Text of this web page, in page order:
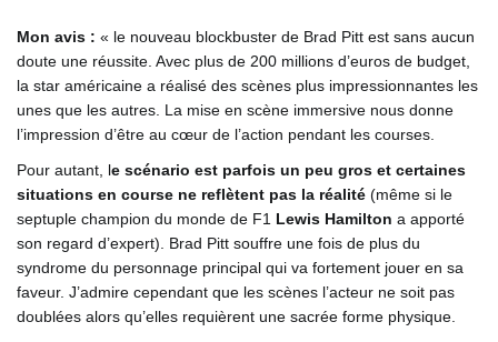
Mon avis : « le nouveau blockbuster de Brad Pitt est sans aucun
doute une réussite. Avec plus de 200 millions d’euros de budget,
la star américaine a réalisé des scènes plus impressionnantes les
unes que les autres. La mise en scène immersive nous donne
l’impression d’être au cœur de l’action pendant les courses.
Pour autant, le scénario est parfois un peu gros et certaines
situations en course ne reflètent pas la réalité (même si le
septuple champion du monde de F1 Lewis Hamilton a apporté
son regard d’expert). Brad Pitt souffre une fois de plus du
syndrome du personnage principal qui va fortement jouer en sa
faveur. J’admire cependant que les scènes l’acteur ne soit pas
doublées alors qu’elles requièrent une sacrée forme physique.